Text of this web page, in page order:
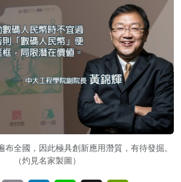
布全國，因此極具創新應用潛質，有待發掘。
（灼見名家製圖）